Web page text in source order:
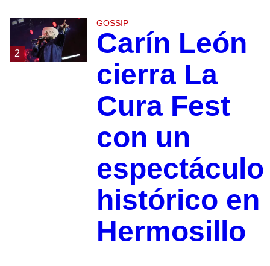
2
GOSSIP
Carín León
cierra La
Cura Fest
con un
espectáculo
histórico en
Hermosillo